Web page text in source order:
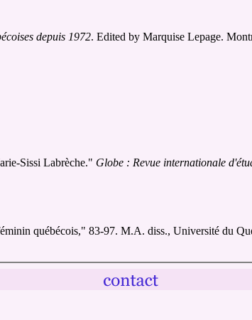
depuis 1972. Edited by Marquise Lepage.
Sissi Labrèche." Globe : Revue internationale
québécois," 83-97. M.A. diss., Université du